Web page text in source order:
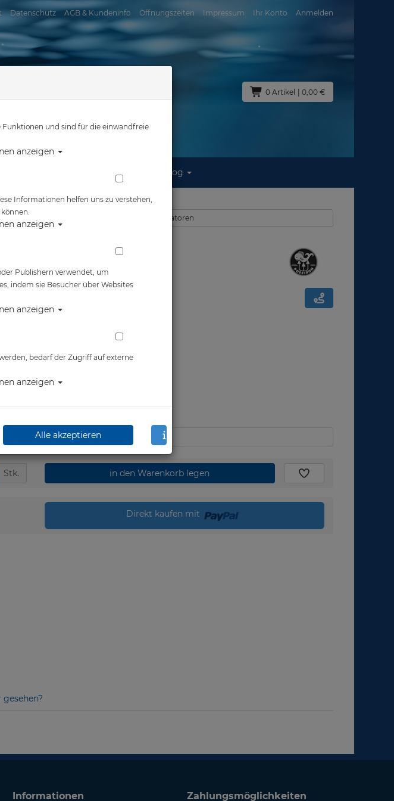
Datenschutz AGB & Kundeninfo Öffnungszeiten Impressum Ihr Konto Anmelden
0 Artikel | 0,00 €
Reisen Blog
- Poseidon - LP-Hose - 9/16-18 - 60cm
Alle Artikel zeigen aus: Tarierjackets - Inflatoren
Hose - 9/16-18 - 60cm
Stk. in den Warenkorb legen
Direkt kaufen mit
Informationen Zahlungsmöglichkeiten
Funktionen und sind für die einwandfreie
anzeigen
Informationen helfen uns zu verstehen,
anzeigen
Publishern verwendet, um
indem sie Besucher über Websites
anzeigen
bedarf der Zugriff auf externe
anzeigen
Alle akzeptieren